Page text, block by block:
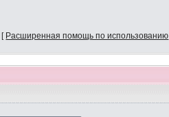
[ Расширенная помощь по использованию